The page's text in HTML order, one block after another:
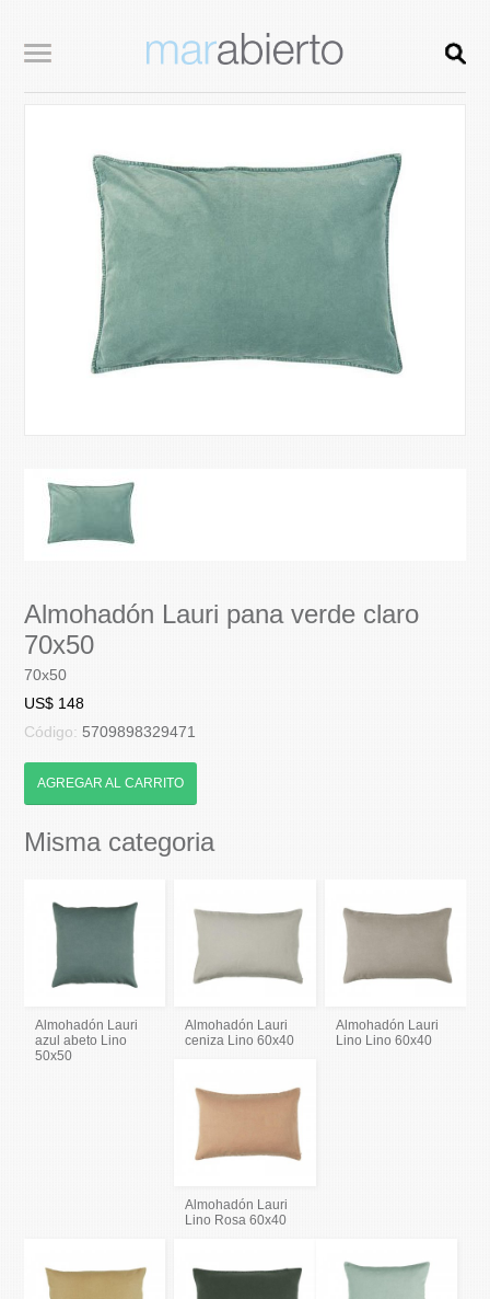
Almohadón Lauri pana verde claro
70x50
70x50
US$ 148
Código: 5709898329471
AGREGAR AL CARRITO
Misma categoria
Almohadón Lauri
azul abeto Lino
50x50
Almohadón Lauri
ceniza Lino 60x40
Almohadón Lauri
Lino Lino 60x40
Almohadón Lauri
Lino Rosa 60x40